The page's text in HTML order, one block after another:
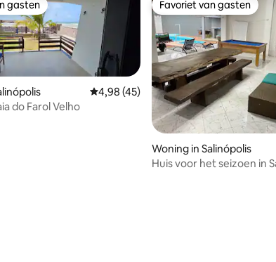
van 5 op 5, 4 recensies
gasten
gasten
Gemiddelde beoordeling van 4,98 op
4,98 (45)
do Farol Velho
Favoriet van gasten
Favoriet van gasten
Woning in Salinópolis
Huis voor het seizoen in